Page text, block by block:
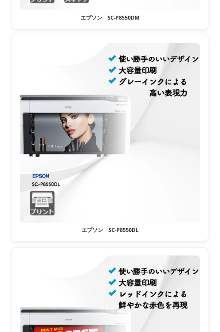
エプソン SC-P8550DM
エプソン SC-P8550DL